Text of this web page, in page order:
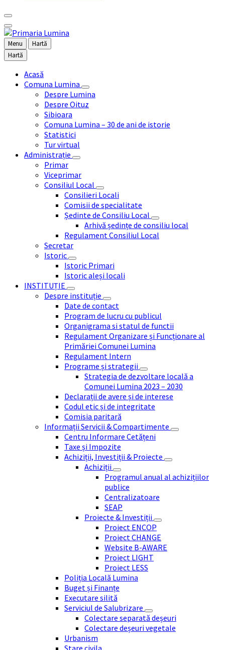
Menu
Hartă
Hartă
Acasă
Comuna Lumina
Despre Lumina
Despre Oituz
Sibioara
Comuna Lumina – 30 de ani de istorie
Statistici
Tur virtual
Administrație
Primar
Viceprimar
Consiliul Local
Consilieri Locali
Comisii de specialitate
Ședinte de Consiliu Local
Arhivă ședințe de consiliu local
Regulament Consiliul Local
Secretar
Istoric
Istoric Primari
Istoric aleși locali
INSTITUȚIE
Despre instituție
Date de contact
Program de lucru cu publicul
Organigrama si statul de functii
Regulament Organizare și Funcționare al
Primăriei Comunei Lumina
Regulament Intern
Programe și strategii
Strategia de dezvoltare locală a
Comunei Lumina 2023 – 2030
Declarații de avere și de interese
Codul etic și de integritate
Comisia paritară
Informații Servicii & Compartimente
Centru Informare Cetățeni
Taxe și Impozite
Achiziții, Investiții & Proiecte
Achiziții
Programul anual al achizițiilor
publice
Centralizatoare
SEAP
Proiecte & Investiții
Proiect ENCOP
Proiect CHANGE
Website B-AWARE
Proiect LIGHT
Proiect LESS
Poliția Locală Lumina
Buget și Finanțe
Executare silită
Serviciul de Salubrizare
Colectare separată deșeuri
Colectare deșeuri vegetale
Urbanism
Stare civila